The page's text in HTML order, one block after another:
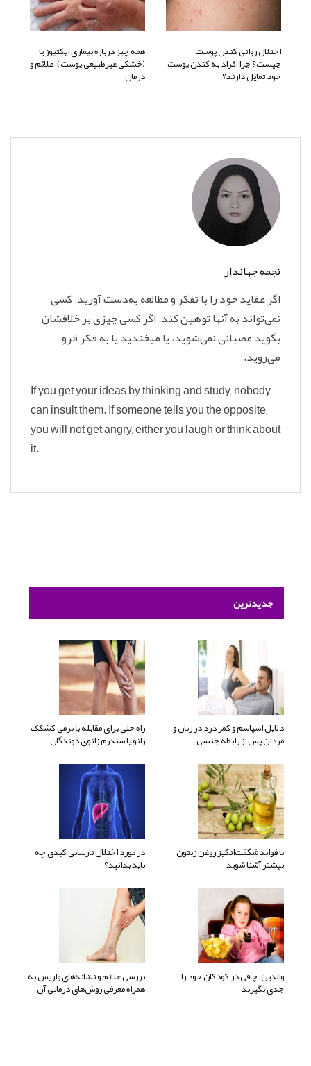
اختلال روانی کندن پوست
چیست؟ چرا افراد به کندن پوست
خود تمایل دارند؟
همه چیز درباره بیماری ایکتیوز یا
(خشکی غیرطبیعی پوست)، علائم و
درمان
نجمه جهاندار
اگر عقاید خود را با تفکر و مطالعه به‌دست آورید، کسی
نمی‌تواند به آنها توهین کند. اگر کسی چیزی بر خلافشان
بگوید عصبانی نمی‌شوید، یا میخندید یا به فکر فرو
می‌روید.
If you get your ideas by thinking and study, nobody
can insult them. If someone tells you the opposite,
you will not get angry, either you laugh or think about
it.
جدیدترین
دلایل اسپاسم و کمر درد در زنان و
مردان پس از رابطه جنسی
راه حلی برای مقابله با نرمی کشکک
زانو یا سندرم زانوی دوندگان
با فواید شگفت‌انگیز روغن زیتون
بیشتر آشنا شوید
در مورد اختلال نارسایی کبدی چه
باید بدانید؟
والدین، چاقی در کودکان خود را
جدی بگیرند
بررسی علائم و نشانه‌های واریس به
همراه معرفی روش‌های درمانی آن